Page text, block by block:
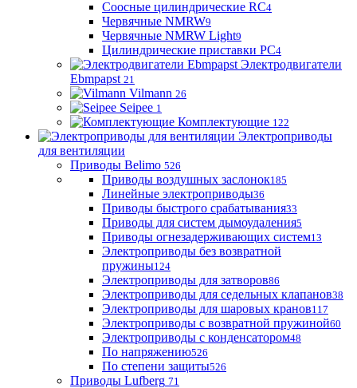
Соосные цилиндрические RC4
Червячные NMRW9
Червячные NMRW Light9
Цилиндрические приставки PC4
Электродвигатели
Ebmpapst 21
Vilmann 26
Seipee 1
Комплектующие 122
Электроприводы
для вентиляции
Приводы Belimo 526
Приводы воздушных заслонок185
Линейные электроприводы36
Приводы быстрого срабатывания33
Приводы для систем дымоудаления5
Приводы огнезадерживающих систем13
Электроприводы без возвратной
пружины124
Электроприводы для затворов86
Электроприводы для седельных клапанов38
Электроприводы для шаровых кранов117
Электроприводы с возвратной пружиной60
Электроприводы с конденсатором48
По напряжению526
По степени защиты526
Приводы Lufberg 71